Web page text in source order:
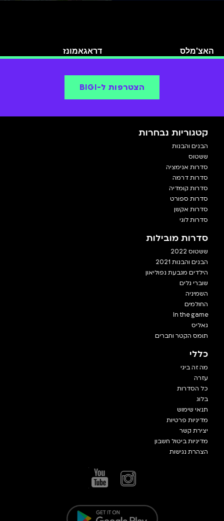
האצ'מלס דראגאמונז
הצטרפות ל-BIGI
קטגוריות נבחרות
הבנים והבנות
ששטוס
סדרות אנימציה
סדרות דרמה
סדרות קומדיה
סדרות ספורט
סדרות אקשן
סדרות לוגי
סדרות מובילות
ששטוס 2022
הבנים והבנות 2021
הילדים מגבעת נפוליאון
שוברי גלים
השמיניה
החולמים
In the game
גאליס
תומס הקטר וחברים
כללי
מה זה ביגי
עזרה
כל הסדרות
בלוג
תנאי שימוש
מדיניות פרטיות
יצירת קשר
מדיניות ביטול חשבון
הצהרת נגישות